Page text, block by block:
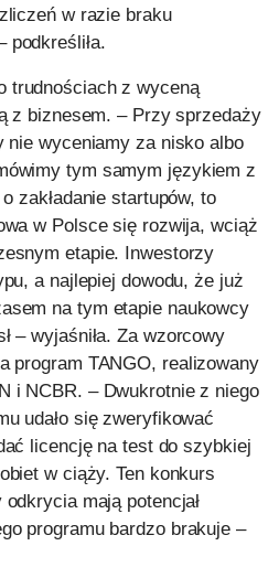
w razie braku
podkreśliła.
trudnościach z wyceną
z biznesem. – Przy sprzedaży
nie wyceniamy za nisko albo
tym samym językiem z
zakładanie startupów, to
w Polsce się rozwija, wciąż
etapie. Inwestorzy
a najlepiej dowodu, że już
na tym etapie naukowcy
– wyjaśniła. Za wzorcowy
program TANGO, realizowany
i NCBR. – Dwukrotnie z niego
udało się zweryfikować
licencję na test do szybkiej
w ciąży. Ten konkurs
mają potencjał
programu bardzo brakuje –